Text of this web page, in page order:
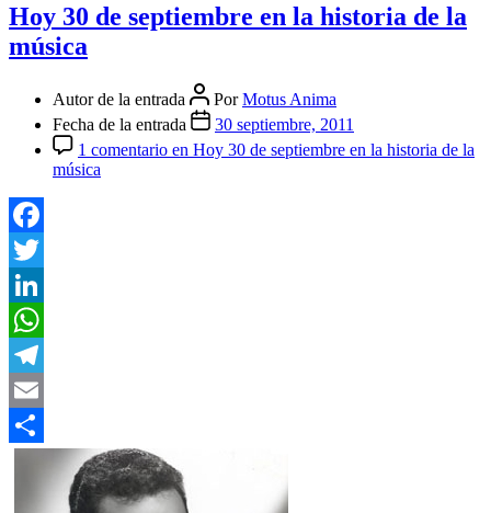
Hoy 30 de septiembre en la historia de la
música
Autor de la entrada PorMotus Anima
Fecha de la entrada
30 septiembre, 2011
1 comentario en Hoy 30 de septiembre en la historia de la
música
Facebook
Twitter
LinkedIn
WhatsApp
Telegram
Email
Compartir